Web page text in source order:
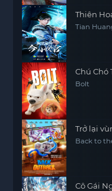
Thiên
Tian
Chú Chó
Bolt
Trở lại
Back to
Cô Gái